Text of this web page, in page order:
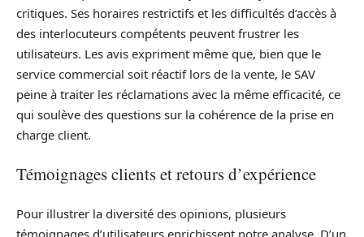
critiques. Ses horaires restrictifs et les difficultés d’accès à
des interlocuteurs compétents peuvent frustrer les
utilisateurs. Les avis expriment même que, bien que le
service commercial soit réactif lors de la vente, le SAV
peine à traiter les réclamations avec la même efficacité, ce
qui soulève des questions sur la cohérence de la prise en
charge client.
Témoignages clients et retours d’expérience
Pour illustrer la diversité des opinions, plusieurs
témoignages d’utilisateurs enrichissent notre analyse. D’un